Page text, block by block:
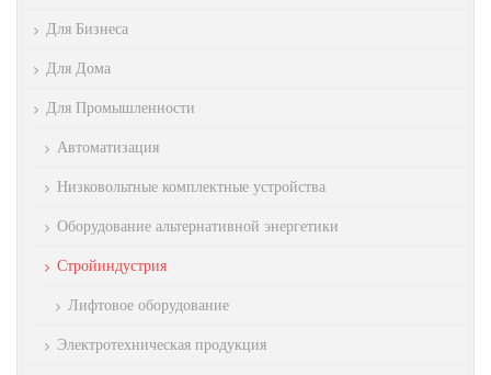
Для Бизнеса
Для Дома
Для Промышленности
Автоматизация
Низковольтные комплектные устройства
Оборудование альтернативной энергетики
Стройиндустрия
Лифтовое оборудование
Электротехническая продукция